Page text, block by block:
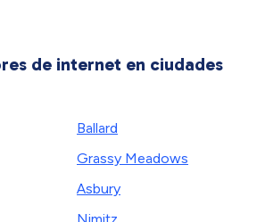
de internet en ciudades
Ballard
Grassy Meadows
Asbury